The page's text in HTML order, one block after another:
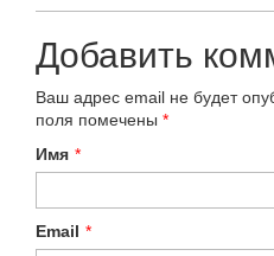
Добавить
Ваш адрес email не будет
поля помечены *
Имя *
Email *